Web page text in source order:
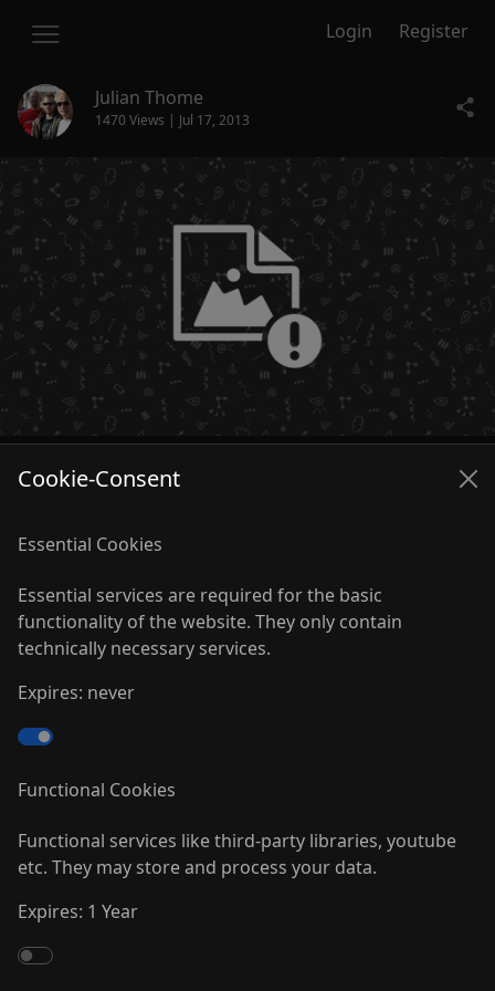
Login Register
Julian Thome
1470 Views | Jul 17, 2013
Julian Thome ruft zur Spendenaktion auf!
wir wollen euch die Chance geben auf ganz einfache
Weise etwas Gutes für die Welt zu tun! Alles was ihr
spenden wir einen Cent an "Brot für die Welt"! Seid
dabei!
https://www.facebook.com/JulianThomeOfficial
<img src="http://sphotos-a.ak.fbcdn.net/hphotos-ak-
ash3/64926_593241427385495_866872049_n.png"
Cookie-Consent
Essential Cookies
Essential services are required for the basic
functionality of the website. They only contain
technically necessary services.
Expires: never
Functional Cookies
Functional services like third-party libraries, youtube
etc. They may store and process your data.
Expires: 1 Year